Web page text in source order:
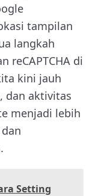
tampilan
langkah
reCAPTCHA di
kini jauh
dan aktivitas
menjadi lebih
Setting